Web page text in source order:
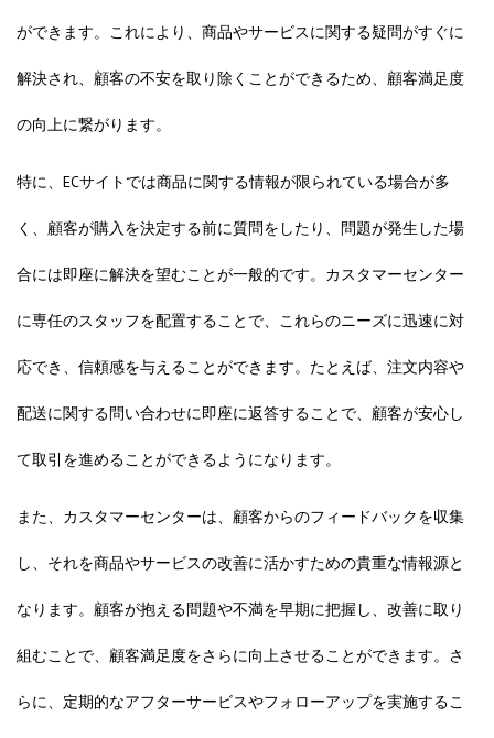
ができます。これにより、商品やサービスに関する疑問がすぐに
解決され、顧客の不安を取り除くことができるため、顧客満足度
の向上に繋がります。
特に、ECサイトでは商品に関する情報が限られている場合が多
く、顧客が購入を決定する前に質問をしたり、問題が発生した場
合には即座に解決を望むことが一般的です。カスタマーセンター
に専任のスタッフを配置することで、これらのニーズに迅速に対
応でき、信頼感を与えることができます。たとえば、注文内容や
配送に関する問い合わせに即座に返答することで、顧客が安心し
て取引を進めることができるようになります。
また、カスタマーセンターは、顧客からのフィードバックを収集
し、それを商品やサービスの改善に活かすための貴重な情報源と
なります。顧客が抱える問題や不満を早期に把握し、改善に取り
組むことで、顧客満足度をさらに向上させることができます。さ
らに、定期的なアフターサービスやフォローアップを実施するこ